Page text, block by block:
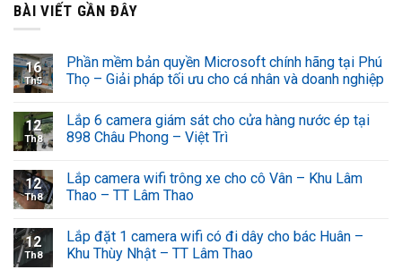
BÀI VIẾT GẦN ĐÂY
16
Th5
Phần mềm bản quyền Microsoft chính hãng tại Phú
Thọ – Giải pháp tối ưu cho cá nhân và doanh nghiệp
12
Th8
Lắp 6 camera giám sát cho cửa hàng nước ép tại
898 Châu Phong – Việt Trì
12
Th8
Lắp camera wifi trông xe cho cô Vân – Khu Lâm
Thao – TT Lâm Thao
12
Th8
Lắp đặt 1 camera wifi có đi dây cho bác Huân –
Khu Thùy Nhật – TT Lâm Thao